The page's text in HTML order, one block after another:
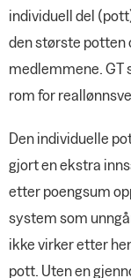
individuell del
den største potten
medlemmene. GT
rom for
Den individuelle
gjort en ekstra
etter poengsum
system som
ikke virker etter
pott. Uten en